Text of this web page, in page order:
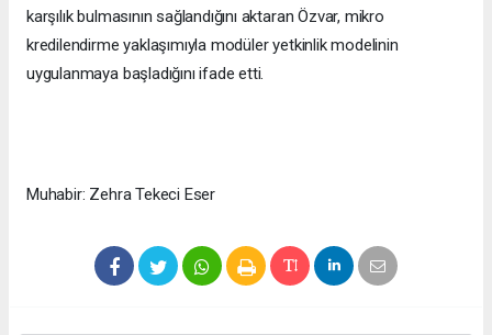
karşılık bulmasının sağlandığını aktaran Özvar, mikro
kredilendirme yaklaşımıyla modüler yetkinlik modelinin
uygulanmaya başladığını ifade etti.
Muhabir: Zehra Tekeci Eser